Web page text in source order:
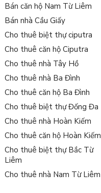
Bán căn hộ Nam Từ Liêm
Bán nhà Cầu Giấy
Cho thuê biệt thự ciputra
Cho thuê căn hộ Ciputra
Cho thuê nhà Tây Hồ
Cho thuê nhà Ba Đình
Cho thuê căn hộ Ba Đình
Cho thuê biệt thự Đống Đa
Cho thuê nhà Hoàn Kiếm
Cho thuê căn hộ Hoàn Kiếm
Cho thuê biệt thự Bắc Từ
Liêm
Cho thuê nhà Nam Từ Liêm